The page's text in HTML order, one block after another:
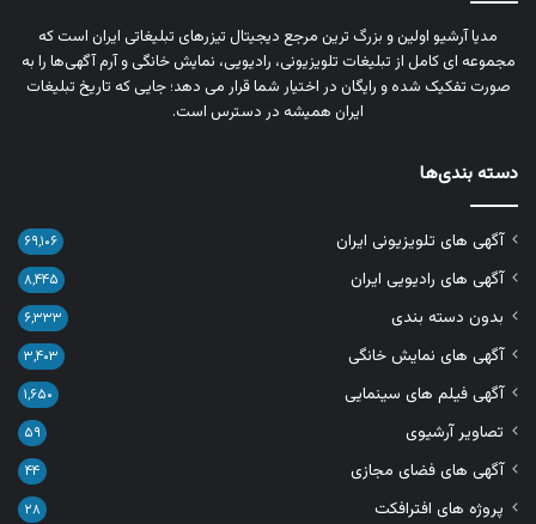
مدیا آرشیو اولین و بزرگ‌ ترین مرجع دیجیتال تیزرهای تبلیغاتی ایران است که
مجموعه‌ ای کامل از تبلیغات تلویزیونی، رادیویی، نمایش خانگی و آرم‌ آگهی‌ها را به‌
صورت تفکیک‌ شده و رایگان در اختیار شما قرار می‌ دهد؛ جایی که تاریخ تبلیغات
ایران همیشه در دسترس است.
دسته بندی‌ها
آگهی های تلویزیونی ایران ۶۹,۱۰۶
آگهی های رادیویی ایران ۸,۴۴۵
بدون دسته بندی ۶,۳۳۳
آگهی های نمایش خانگی ۳,۴۰۳
آگهی فیلم های سینمایی ۱,۶۵۰
تصاویر آرشیوی ۵۹
آگهی های فضای مجازی ۴۴
پروژه های افترافکت ۲۸